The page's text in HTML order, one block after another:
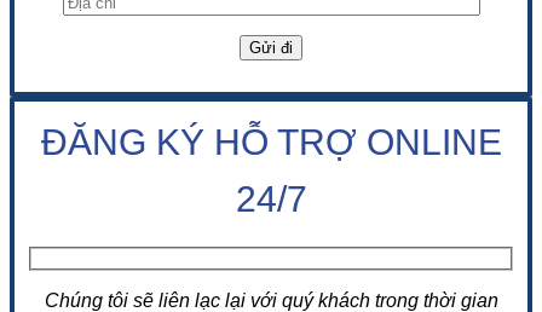
ĐĂNG KÝ HỖ TRỢ ONLINE
24/7
Chúng tôi sẽ liên lạc lại với quý khách trong thời gian